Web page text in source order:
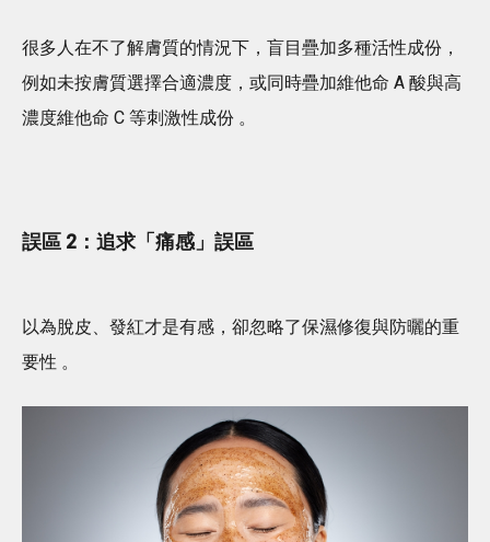
很多人在不了解膚質的情況下，盲目疊加多種活性成份，
例如未按膚質選擇合適濃度，或同時疊加維他命 A 酸與高
濃度維他命 C 等刺激性成份 。
誤區 2：追求「痛感」誤區
以為脫皮、發紅才是有感，卻忽略了保濕修復與防曬的重
要性 。